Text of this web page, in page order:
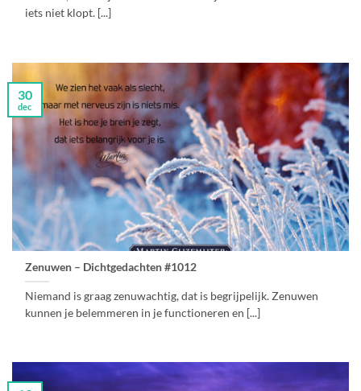
iets niet klopt. [...]
Zenuwen – Dichtgedachten #1012
Niemand is graag zenuwachtig, dat is begrijpelijk. Zenuwen
kunnen je belemmeren in je functioneren en [...]
30
dec